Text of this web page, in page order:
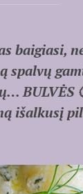
baigiasi,
išalkusį